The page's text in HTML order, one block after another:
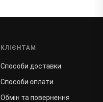
КЛІЄНТАМ
Способи доставки
Способи оплати
Обмін та повернення